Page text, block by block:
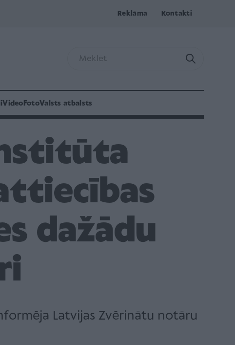
Reklāma Kontakti
Video FotoValsts atbalsts
dažādu
Latvijas Zvērinātu notāru